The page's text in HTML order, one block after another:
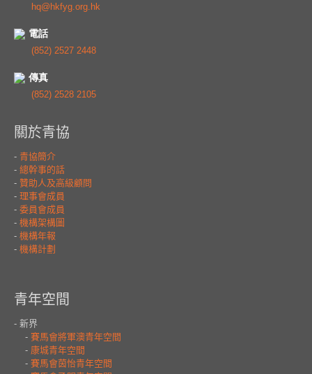
hq@hkfyg.org.hk
電話
(852) 2527 2448
傳真
(852) 2528 2105